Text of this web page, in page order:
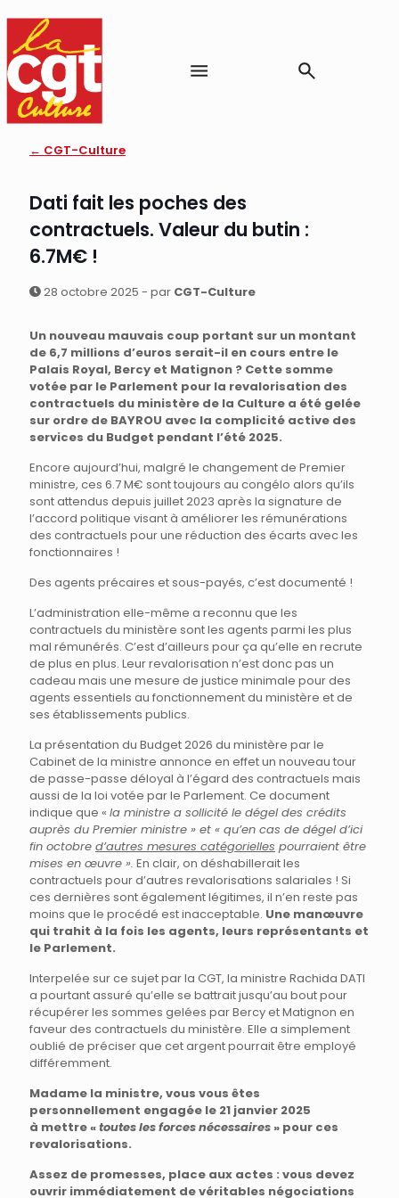
← CGT-Culture
Dati fait les poches des
contractuels. Valeur du butin :
6.7M€ !
28 octobre 2025 - par CGT-Culture
Un nouveau mauvais coup portant sur un montant
de 6,7 millions d’euros serait-il en cours entre le
Palais Royal, Bercy et Matignon ? Cette somme
votée par le Parlement pour la revalorisation des
contractuels du ministère de la Culture a été gelée
sur ordre de BAYROU avec la complicité active des
services du Budget pendant l’été 2025.
Encore aujourd’hui, malgré le changement de Premier
ministre, ces 6.7 M€ sont toujours au congélo alors qu’ils
sont attendus depuis juillet 2023 après la signature de
l’accord politique visant à améliorer les rémunérations
des contractuels pour une réduction des écarts avec les
fonctionnaires !
Des agents précaires et sous-payés, c’est documenté !
L’administration elle-même a reconnu que les
contractuels du ministère sont les agents parmi les plus
mal rémunérés. C’est d’ailleurs pour ça qu’elle en recrute
de plus en plus. Leur revalorisation n’est donc pas un
cadeau mais une mesure de justice minimale pour des
agents essentiels au fonctionnement du ministère et de
ses établissements publics.
La présentation du Budget 2026 du ministère par le
Cabinet de la ministre annonce en effet un nouveau tour
de passe-passe déloyal à l’égard des contractuels mais
aussi de la loi votée par le Parlement. Ce document
indique que « la ministre a sollicité le dégel des crédits
auprès du Premier ministre » et « qu’en cas de dégel d’ici
fin octobre d’autres mesures catégorielles pourraient être
mises en œuvre ». En clair, on déshabillerait les
contractuels pour d’autres revalorisations salariales ! Si
ces dernières sont également légitimes, il n’en reste pas
moins que le procédé est inacceptable. Une manœuvre
qui trahit à la fois les agents, leurs représentants et
le Parlement.
Interpelée sur ce sujet par la CGT, la ministre Rachida DATI
a pourtant assuré qu’elle se battrait jusqu’au bout pour
récupérer les sommes gelées par Bercy et Matignon en
faveur des contractuels du ministère. Elle a simplement
oublié de préciser que cet argent pourrait être employé
différemment.
Madame la ministre, vous vous êtes
personnellement engagée le 21 janvier 2025
à mettre «toutes les forces nécessaires » pour ces
revalorisations.
Assez de promesses, place aux actes : vous devez
ouvrir immédiatement de véritables négociations